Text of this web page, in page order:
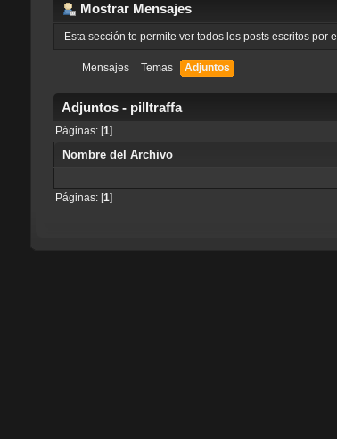
Mostrar Mensajes
Esta sección te permite ver todos los posts escritos por
Mensajes Temas Adjuntos
Adjuntos - pilltraffa
Páginas: [ 1]
Nombre del Archivo
Páginas: [1]